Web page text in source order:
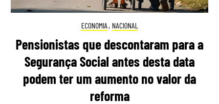
ECONOMIA , NACIONAL
Pensionistas que descontaram para a
Segurança Social antes desta data
podem ter um aumento no valor da
reforma